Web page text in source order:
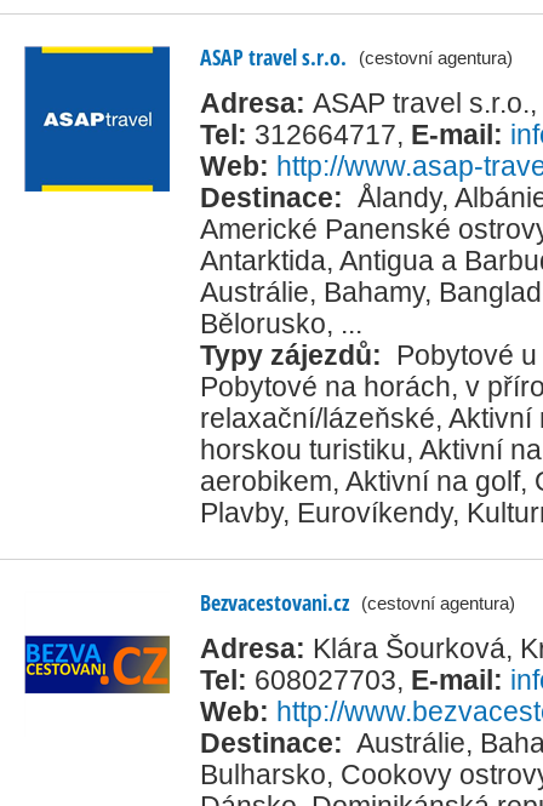
ASAP travel s.r.o. (cestovní agentura)
Adresa: ASAP travel
Tel: 312664717, E-mail:
Web: http://www.asap-
Destinace: Ålandy,
Americké Panenské
Antarktida, Antigua a
Austrálie, Bahamy,
Bělorusko, ...
Typy zájezdů:
Pobytové
Pobytové na horách, v
relaxační/lázeňské, Aktivní
horskou turistiku, Aktivní
aerobikem, Aktivní na golf,
Plavby, Eurovíkendy,
Bezvacestovani.cz (cestovní agentura)
Adresa: Klára Šourková,
Tel: 608027703, E-mail:
Web: http://
Destinace: Austrálie,
Bulharsko, Cookovy